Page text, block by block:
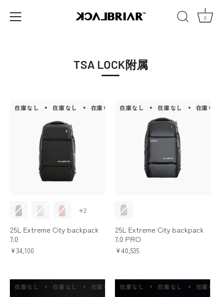
0
TSA LOCK附属
在庫なし 在庫なし 在庫なし 在庫なし 在庫なし 在庫
+2
25L Extreme City backpack
7.0
¥34,100
在庫なし 在庫なし 在庫なし
25L Extreme City backpack
7.0 PRO
¥40,535
在庫なし 在庫なし 在庫なし 在庫なし 在庫なし 在庫
在庫なし 在庫なし 在庫なし